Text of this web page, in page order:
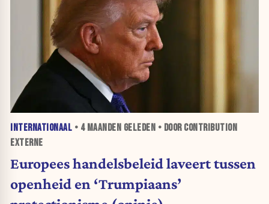
INTERNATIONAAL • 4 MAANDEN GELEDEN • DOOR CONTRIBUTION
EXTERNE
Europees handelsbeleid laveert tussen
openheid en ‘Trumpiaans’